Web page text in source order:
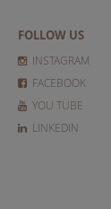
FOLLOW US
INSTAGRAM
FACEBOOK
YOU TUBE
LINKEDIN